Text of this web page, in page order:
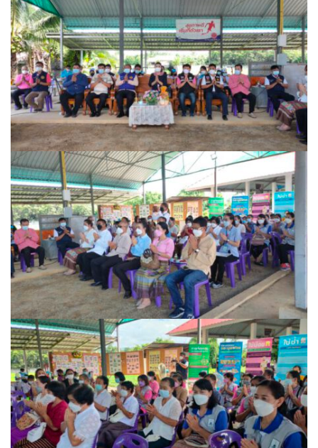
กรีนบัสทัวร์
นครน่านทัวร์
ม่วนใจ๋ตี้ขนส่ง
รถโดยสารประจำทาง น่าน – ปัว
รถโดยสารประจำทาง ปัว – บ่อเกลือ
ลักษณาคาร์เร้นท์
สมบัติทัวร์ (ทุ่งช้าง – กรุงเทพฯ)
สุวัฒนายานยนต์
ธุรกิจสปา/ร้านนวด
ติ๊ก นวดเพื่อสุขภาพ
วรนคร นวดเพื่อสุขภาพ
สรีสราญนาสปา & วิว
เฮือนปัว
แวนด้านวดไทยเพื่อสุขภาพ